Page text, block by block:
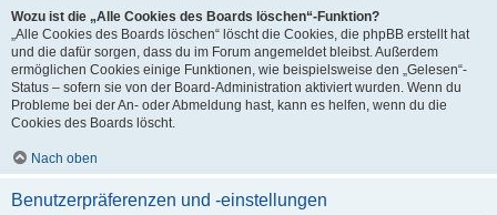
Wozu ist die „Alle Cookies des Boards löschen“-Funktion?
„Alle Cookies des Boards löschen“ löscht die Cookies, die phpBB erstellt hat
und die dafür sorgen, dass du im Forum angemeldet bleibst. Außerdem
ermöglichen Cookies einige Funktionen, wie beispielsweise den „Gelesen“-
Status – sofern sie von der Board-Administration aktiviert wurden. Wenn du
Probleme bei der An- oder Abmeldung hast, kann es helfen, wenn du die
Cookies des Boards löscht.
Nach oben
Benutzerpräferenzen und -einstellungen